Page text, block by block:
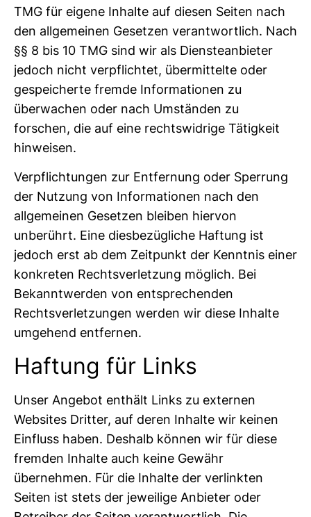
TMG für eigene Inhalte auf diesen Seiten nach
den allgemeinen Gesetzen verantwortlich. Nach
§§ 8 bis 10 TMG sind wir als Diensteanbieter
jedoch nicht verpflichtet, übermittelte oder
gespeicherte fremde Informationen zu
überwachen oder nach Umständen zu
forschen, die auf eine rechtswidrige Tätigkeit
hinweisen.
Verpflichtungen zur Entfernung oder Sperrung
der Nutzung von Informationen nach den
allgemeinen Gesetzen bleiben hiervon
unberührt. Eine diesbezügliche Haftung ist
jedoch erst ab dem Zeitpunkt der Kenntnis einer
konkreten Rechtsverletzung möglich. Bei
Bekanntwerden von entsprechenden
Rechtsverletzungen werden wir diese Inhalte
umgehend entfernen.
Haftung für Links
Unser Angebot enthält Links zu externen
Websites Dritter, auf deren Inhalte wir keinen
Einfluss haben. Deshalb können wir für diese
fremden Inhalte auch keine Gewähr
übernehmen. Für die Inhalte der verlinkten
Seiten ist stets der jeweilige Anbieter oder